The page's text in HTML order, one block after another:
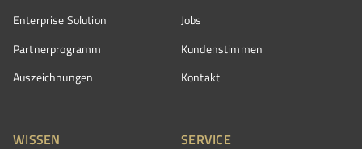
Enterprise Solution
Partnerprogramm
Auszeichnungen
Jobs
Kundenstimmen
Kontakt
WISSEN SERVICE